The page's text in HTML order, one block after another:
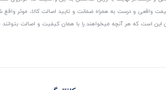
واقعی و درست به همراه ضمانت و تایید اصالت کالا، موثر
است که هر آنچه میخواهند را با همان کیفیت و اصالت بتوانند